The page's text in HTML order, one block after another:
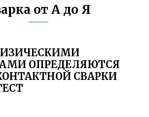
от А до Я
ОПРЕДЕЛЯЮТСЯ
СВАРКИ